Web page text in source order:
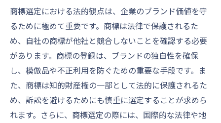
商標選定における法的観点は、企業のブランド価値を守
るために極めて重要です。商標は法律で保護されるた
め、自社の商標が他社と競合しないことを確認する必要
があります。商標の登録は、ブランドの独自性を確保
し、模倣品や不正利用を防ぐための重要な手段です。ま
た、商標は知的財産権の一部として法的に保護されるた
め、訴訟を避けるためにも慎重に選定することが求めら
れます。さらに、商標選定の際には、国際的な法律や地